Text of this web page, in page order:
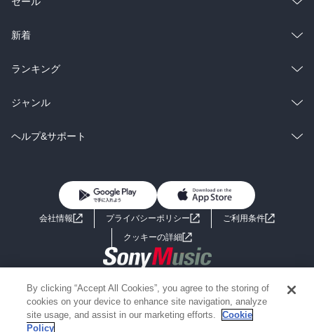
ラノベ
雑誌・グラビア
BL・TL
総合
ラノベ
雑誌・グラビア
BL・TL
新着
総合
ラノベ
雑誌・グラビア
ランキング
総合
ラノベ
ジャンル
コミック
ライトノベル 男子向けラノベ
小説
海外小説
ミステリー SF
歴史・時代小説
ヘルプ&サポート
よくあるご質問 お問い合わせ
会社情報 プライバシーポリシー
ご利用条件
クッキーの詳細
Copyright 2017 - 2026 Sony Music Entertainment(Japan) Inc.
Information on the site is for the Japan domestic market only
powered by
By clicking “Accept All Cookies”, you agree to the storing of
cookies on your device to enhance site navigation, analyze
site usage, and assist in our marketing efforts.
Cookie
Policy